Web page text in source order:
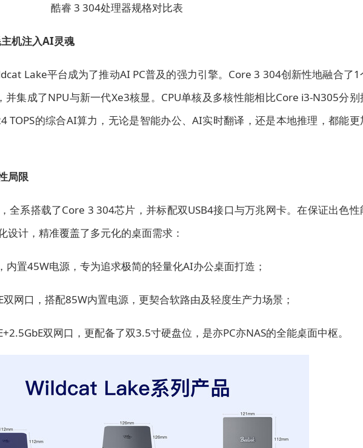
酷睿 3 304处理器规格对比表
机注入AI灵魂
Lake平台成为了推动AI PC普及的强力引擎。Core 3 304创新性地融合了1
集成了NPU与新一代Xe3核显。CPU单核及多核性能相比Core i3-N305分别
TOPS的综合AI算力，无论是智能办公、AI实时翻译，还是本地推理，都能更
局限
全系搭载了Core 3 304芯片，并标配双USB4接口与万兆网卡。在保证出色性
设计，精准覆盖了多元化的桌面需求：
内置45W电源，专为追求极简的轻量化AI办公桌面打造；
双网口，搭配85W内置电源，更契合软路由及轻度生产力场景；
双网口，更配备了双3.5寸硬盘位，是亦PC亦NAS的全能桌面中枢。